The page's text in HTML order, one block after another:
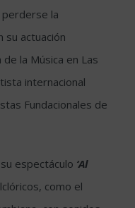
la
su actuación
la Música en Las
internacional
Fundacionales de
espectáculo ‘Al
como el